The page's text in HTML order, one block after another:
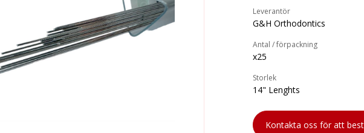
Leverantör
G&H Orthodontics
Antal / förpackning
x25
Storlek
14" Lenghts
Kontakta oss för att